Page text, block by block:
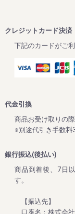
2024/10/01
【2024年10月1日
ついて
させていただいてお
大凶作となり、ま
全てにおいての値
される状況となりま
皆様への誠に心苦
10月1日より商品の
ますので、何卒ご
2024/06/12
クレジットカード決済
下記のカードがご
代金引換
商品お受け取りの
※別途代引き手数
銀行振込(後払い)
商品到着後、7日
す。
【振込先】
口座名：株式会社